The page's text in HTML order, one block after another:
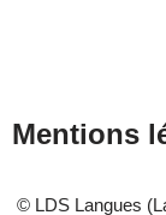
Mentions
© LDS Langues